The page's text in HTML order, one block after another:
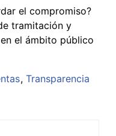
el compromiso?
tramitación y
el ámbito público
Transparencia